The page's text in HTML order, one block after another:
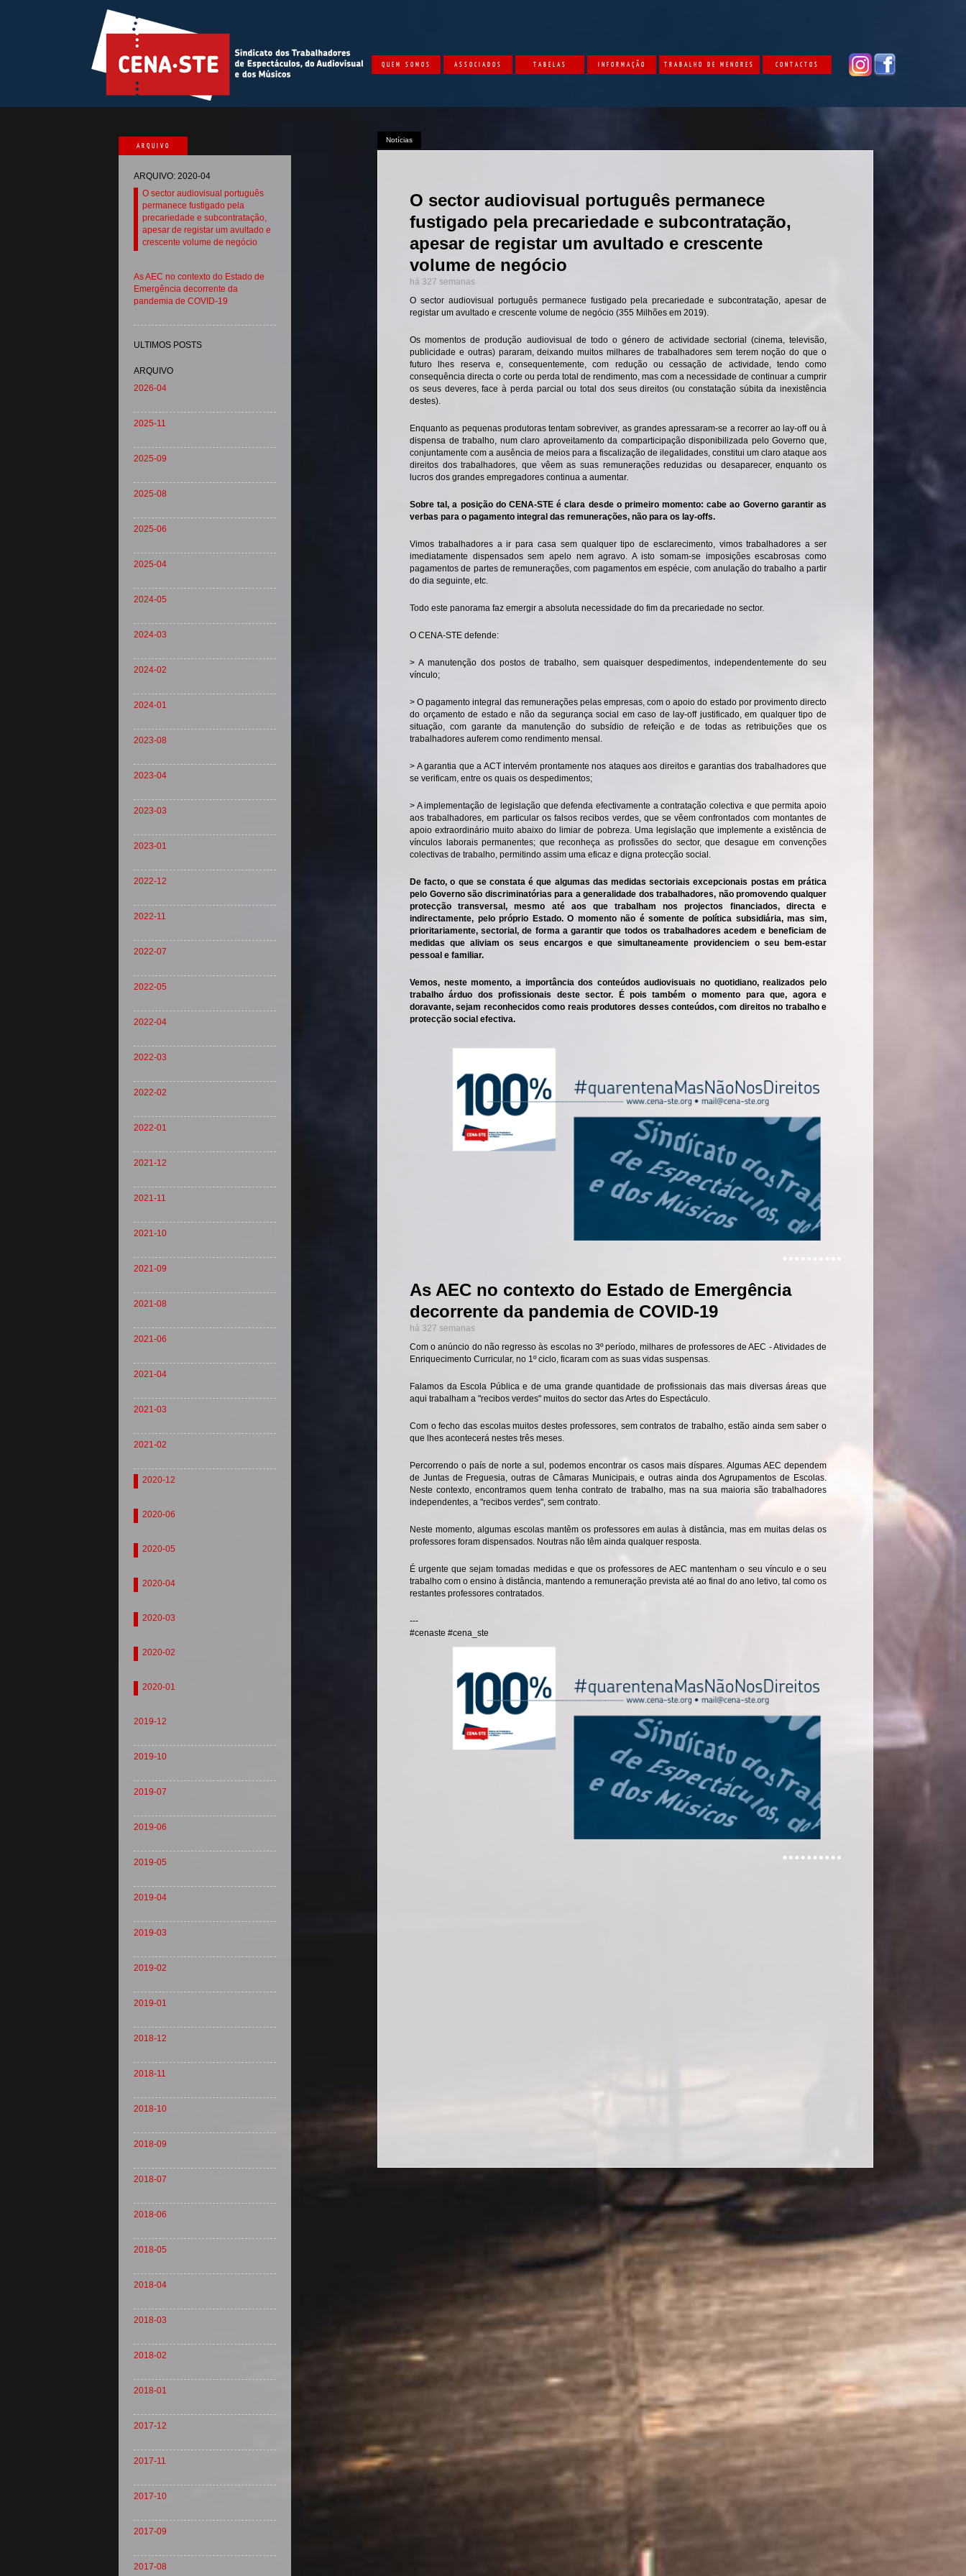
QUEM SOMOS ASSOCIADOS TABELAS INFORMAÇÃO TRABALHO DE MENORES CONTACTOS
ARQUIVO
ARQUIVO: 2020-04
O sector audiovisual português
permanece fustigado pela
precariedade e subcontratação,
apesar de registar um avultado e
crescente volume de negócio
As AEC no contexto do Estado de
Emergência decorrente da
pandemia de COVID-19
ULTIMOS POSTS
ARQUIVO
2026-04
2025-11
2025-09
2025-08
2025-06
2025-04
2024-05
2024-03
2024-02
2024-01
2023-08
2023-04
2023-03
2023-01
2022-12
2022-11
2022-07
2022-05
2022-04
2022-03
2022-02
2022-01
2021-12
2021-11
2021-10
2021-09
2021-08
2021-06
2021-04
2021-03
2021-02
2020-12
2020-06
2020-05
2020-04
2020-03
2020-02
2020-01
2019-12
2019-10
2019-07
2019-06
2019-05
2019-04
2019-03
2019-02
2019-01
2018-12
2018-11
2018-10
2018-09
2018-07
2018-06
2018-05
2018-04
2018-03
2018-02
2018-01
2017-12
2017-11
2017-10
2017-09
2017-08
Notícias
O sector audiovisual português permanece
fustigado pela precariedade e subcontratação,
apesar de registar um avultado e crescente
volume de negócio
há 327 semanas
O sector audiovisual português permanece fustigado pela precariedade e subcontratação, apesar de
registar um avultado e crescente volume de negócio (355 Milhões em 2019).
Os momentos de produção audiovisual de todo o género de actividade sectorial (cinema, televisão,
publicidade e outras) pararam, deixando muitos milhares de trabalhadores sem terem noção do que o
futuro lhes reserva e, consequentemente, com redução ou cessação de actividade, tendo como
consequência directa o corte ou perda total de rendimento, mas com a necessidade de continuar a cumprir
os seus deveres, face à perda parcial ou total dos seus direitos (ou constatação súbita da inexistência
destes).
Enquanto as pequenas produtoras tentam sobreviver, as grandes apressaram-se a recorrer ao lay-off ou à
dispensa de trabalho, num claro aproveitamento da comparticipação disponibilizada pelo Governo que,
conjuntamente com a ausência de meios para a fiscalização de ilegalidades, constitui um claro ataque aos
direitos dos trabalhadores, que vêem as suas remunerações reduzidas ou desaparecer, enquanto os
lucros dos grandes empregadores continua a aumentar.
Sobre tal, a posição do CENA-STE é clara desde o primeiro momento: cabe ao Governo garantir as
verbas para o pagamento integral das remunerações, não para os lay-offs.
Vimos trabalhadores a ir para casa sem qualquer tipo de esclarecimento, vimos trabalhadores a ser
imediatamente dispensados sem apelo nem agravo. A isto somam-se imposições escabrosas como
pagamentos de partes de remunerações, com pagamentos em espécie, com anulação do trabalho a partir
do dia seguinte, etc.
Todo este panorama faz emergir a absoluta necessidade do fim da precariedade no sector.
O CENA-STE defende:
> A manutenção dos postos de trabalho, sem quaisquer despedimentos, independentemente do seu
vínculo;
> O pagamento integral das remunerações pelas empresas, com o apoio do estado por provimento directo
do orçamento de estado e não da segurança social em caso de lay-off justificado, em qualquer tipo de
situação, com garante da manutenção do subsídio de refeição e de todas as retribuições que os
trabalhadores auferem como rendimento mensal.
> A garantia que a ACT intervém prontamente nos ataques aos direitos e garantias dos trabalhadores que
se verificam, entre os quais os despedimentos;
> A implementação de legislação que defenda efectivamente a contratação colectiva e que permita apoio
aos trabalhadores, em particular os falsos recibos verdes, que se vêem confrontados com montantes de
apoio extraordinário muito abaixo do limiar de pobreza. Uma legislação que implemente a existência de
vínculos laborais permanentes; que reconheça as profissões do sector, que desague em convenções
colectivas de trabalho, permitindo assim uma eficaz e digna protecção social.
De facto, o que se constata é que algumas das medidas sectoriais excepcionais postas em prática
pelo Governo são discriminatórias para a generalidade dos trabalhadores, não promovendo qualquer
protecção transversal, mesmo até aos que trabalham nos projectos financiados, directa e
indirectamente, pelo próprio Estado. O momento não é somente de política subsidiária, mas sim,
prioritariamente, sectorial, de forma a garantir que todos os trabalhadores acedem e beneficiam de
medidas que aliviam os seus encargos e que simultaneamente providenciem o seu bem-estar
pessoal e familiar.
Vemos, neste momento, a importância dos conteúdos audiovisuais no quotidiano, realizados pelo
trabalho árduo dos profissionais deste sector. É pois também o momento para que, agora e
doravante, sejam reconhecidos como reais produtores desses conteúdos, com direitos no trabalho e
protecção social efectiva.
As AEC no contexto do Estado de Emergência
decorrente da pandemia de COVID-19
há 327 semanas
Com o anúncio do não regresso às escolas no 3º período, milhares de professores de AEC - Atividades de
Enriquecimento Curricular, no 1º ciclo, ficaram com as suas vidas suspensas.
Falamos da Escola Pública e de uma grande quantidade de profissionais das mais diversas áreas que
aqui trabalham a "recibos verdes" muitos do sector das Artes do Espectáculo.
Com o fecho das escolas muitos destes professores, sem contratos de trabalho, estão ainda sem saber o
que lhes acontecerá nestes três meses.
Percorrendo o país de norte a sul, podemos encontrar os casos mais díspares. Algumas AEC dependem
de Juntas de Freguesia, outras de Câmaras Municipais, e outras ainda dos Agrupamentos de Escolas.
Neste contexto, encontramos quem tenha contrato de trabalho, mas na sua maioria são trabalhadores
independentes, a "recibos verdes", sem contrato.
Neste momento, algumas escolas mantêm os professores em aulas à distância, mas em muitas delas os
professores foram dispensados. Noutras não têm ainda qualquer resposta.
É urgente que sejam tomadas medidas e que os professores de AEC mantenham o seu vínculo e o seu
trabalho com o ensino à distância, mantendo a remuneração prevista até ao final do ano letivo, tal como os
restantes professores contratados.
---
#cenaste #cena_ste